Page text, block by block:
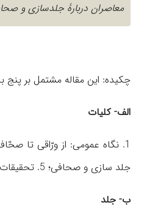
معاصران دربارۀ جلدسازی و
چکیده: این مقاله مشتمل بر
الف- کلیات
جلد سازی و صحافی؛ 5. تحقیقات معاصران دربارۀ جلدسازی و صحافی.
ب- جلد